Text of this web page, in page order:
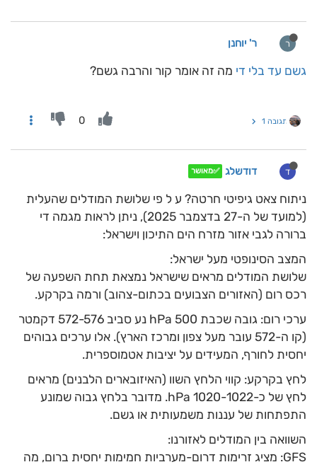
ר ר' יוחנן
גשם עד בלי די מה זה אומר קור והרבה גשם?
תגובה 1 0
ד דודשלג ✅מאושר
ניתוח צאט גיפיטי חרטה? ע ל פי שלושת המודלים שהעלית
(למועד של ה-27 בדצמבר 2025), ניתן לראות מגמה די
ברורה לגבי אזור מזרח הים התיכון וישראל:
המצב הסינופטי מעל ישראל:
שלושת המודלים מראים שישראל נמצאת תחת השפעה של
רכס רום (האזורים הצבועים בכתום-צהוב) ורמה בקרקע.
ערכי רום: גובה שכבת 500 hPa נע סביב 572-576 דקמטר
(קו ה-572 עובר מעל צפון ומרכז הארץ). אלו ערכים גבוהים
יחסית לחורף, המעידים על יציבות אטמוספרית.
לחץ בקרקע: קווי הלחץ השוו (האיזובארים הלבנים) מראים
לחץ של כ-1020-1022 hPa. מדובר בלחץ גבוה שמונע
התפתחות של עננות משמעותית או גשם.
השוואה בין המודלים לאזורנו:
GFS: מציג זרימות דרום-מערביות חמימות יחסית ברום, מה